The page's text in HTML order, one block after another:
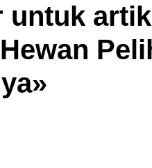
untuk